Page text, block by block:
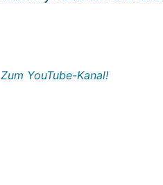
Zum YouTube-Kanal!